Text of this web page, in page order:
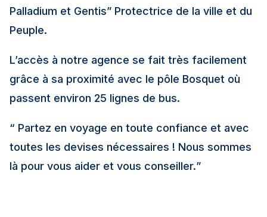
Palladium et Gentis” Protectrice de la ville et du
Peuple.
L’accès à notre agence se fait très facilement
grâce à sa proximité avec le pôle Bosquet où
passent environ 25 lignes de bus.
“ Partez en voyage en toute confiance et avec
toutes les devises nécessaires ! Nous sommes
là pour vous aider et vous conseiller.”